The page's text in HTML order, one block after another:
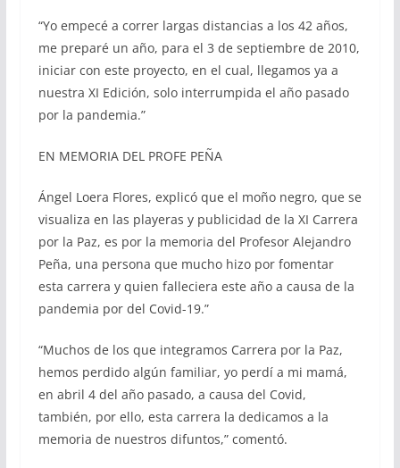
“Yo empecé a correr largas distancias a los 42 años,
me preparé un año, para el 3 de septiembre de 2010,
iniciar con este proyecto, en el cual, llegamos ya a
nuestra XI Edición, solo interrumpida el año pasado
por la pandemia.”
EN MEMORIA DEL PROFE PEÑA
Ángel Loera Flores, explicó que el moño negro, que se
visualiza en las playeras y publicidad de la XI Carrera
por la Paz, es por la memoria del Profesor Alejandro
Peña, una persona que mucho hizo por fomentar
esta carrera y quien falleciera este año a causa de la
pandemia por del Covid-19.”
“Muchos de los que integramos Carrera por la Paz,
hemos perdido algún familiar, yo perdí a mi mamá,
en abril 4 del año pasado, a causa del Covid,
también, por ello, esta carrera la dedicamos a la
memoria de nuestros difuntos,” comentó.